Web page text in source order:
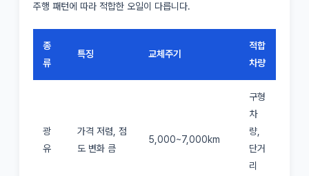
주행 패턴에 따라 적합한 오일이 다릅니다.
종
류
특징 교체주기
적합
차량
광
유
가격 저렴, 점
도 변화 큼
5,000~7,000km
구형
차
량,
단거
리